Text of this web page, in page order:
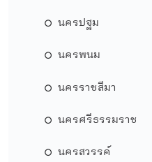
นครปฐม
นครพนม
นครราชสีมา
นครศรีธรรมราช
นครสวรรค์